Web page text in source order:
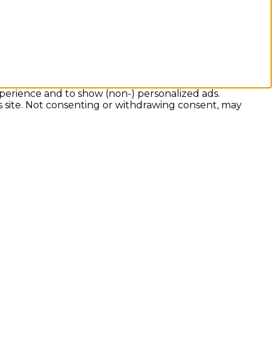
and to show (non-) personalized ads.
Not consenting or withdrawing consent, may